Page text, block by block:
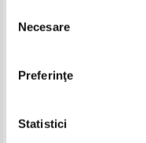
consimțământului
Necesare
Preferinţe
Statistici
Sandra Brown - Sa vorbim
Adaugă în coș